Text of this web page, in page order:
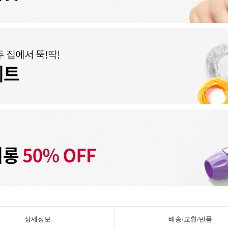
상세정보 배송/교환/반품